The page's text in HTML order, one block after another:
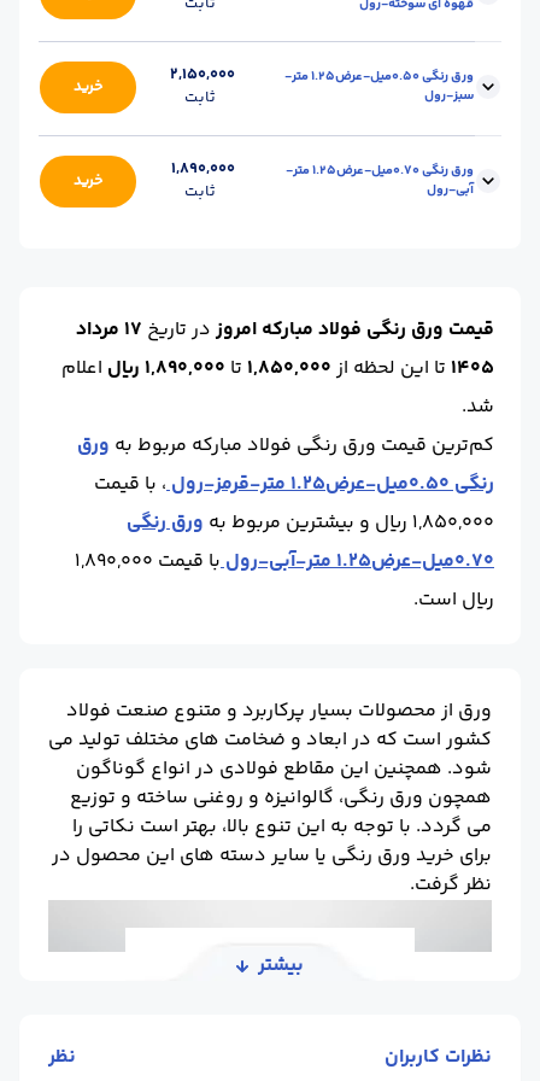
رنگ :نارنجی حالت : رول
1028
قهوه ای سوخته-رول
ابعاد :عرض 1.25 محل تحویل :اصفهان-انبار
8017
ورق رنگی 0.50میل-عرض1.25 متر-
سبز-رول
2,150,000
ثابت
خرید
ابعاد :عرض 1.25 محل تحویل :اصفهان-انبار
6024
ورق رنگی 0.70میل-عرض1.25 متر-
آبی-رول
1,890,000
ثابت
خرید
برند : فولاد مبارکه
قیمت ورق رنگی فولاد مبارکه امروزدر تاریخ
17 مرداد
1405 تا این لحظه از1,850,000 تا 1,890,000 ریال
اعلام
شد.
کم‌ترین قیمت ورق رنگی فولاد مبارکه مربوط به ورق
رنگی 0.50میل-عرض1.25 متر-قرمز-رول
، با قیمت
1,850,000 ریال و بیشترین مربوط به
ورق رنگی
0.70میل-عرض1.25 متر-آبی-رول
با قیمت 1,890,000
ریال است.
ورق از محصولات بسیار پرکاربرد و متنوع صنعت فولاد
کشور است که در ابعاد و ضخامت های مختلف تولید می
شود. همچنین این مقاطع فولادی در انواع گوناگون
همچون ورق رنگی، گالوانیزه و روغنی ساخته و توزیع
می گردد. با توجه به این تنوع بالا، بهتر است نکاتی را
برای خرید ورق رنگی یا سایر دسته های این محصول در
نظر گرفت.
بیشتر
نظرات کاربران نظر